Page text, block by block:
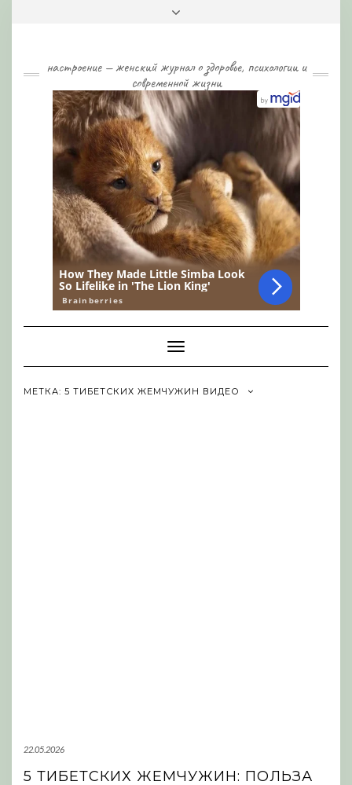
настроение — женский журнал о здоровье, психологии и
современной жизни
Toggle
Navigation
МЕТКА: 5 ТИБЕТСКИХ ЖЕМЧУЖИН ВИДЕО
22.05.2026
5 ТИБЕТСКИХ ЖЕМЧУЖИН: ПОЛЬЗА